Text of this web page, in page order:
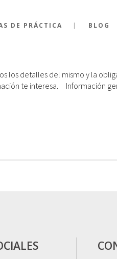
DE PRÁCTICA BLOG
los detalles del mismo y la
te interesa. Información